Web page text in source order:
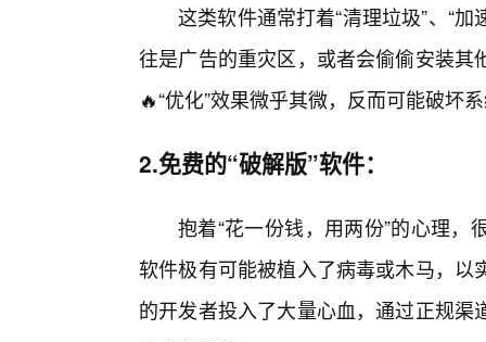
这类软件通常打着“清理垃圾”、“
往是广告的重灾区，或者会偷偷安装
🔥“优化”效果微乎其微，反而可能破坏
2.免费的“破解版”软件：
抱着“花一份钱，用两份”的心理
软件极有可能被植入了病毒或木马，
的开发者投入了大量心血，通过正规